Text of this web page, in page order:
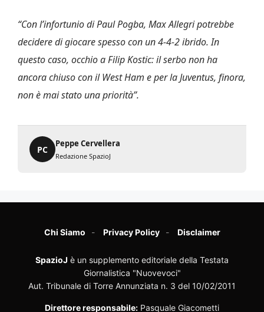
“Con l’infortunio di Paul Pogba, Max Allegri potrebbe
decidere di giocare spesso con un 4-4-2 ibrido. In
questo caso, occhio a Filip Kostic: il serbo non ha
ancora chiuso con il West Ham e per la Juventus, finora,
non è mai stato una priorità”.
PC
Peppe Cervellera
Redazione SpazioJ
Chi Siamo Privacy Policy Disclaimer
SpazioJ è un supplemento editoriale della Testata
Giornalistica "Nuovevoci"
Aut. Tribunale di Torre Annunziata n. 3 del 10/02/2011
Direttore responsabile: Pasquale Giacometti